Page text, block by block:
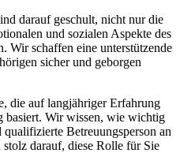
darauf geschult, nicht nur die
und sozialen Aspekte des
Wir schaffen eine unterstützende
sicher und geborgen
die auf langjähriger Erfahrung
basiert. Wir wissen, wie wichtig
Betreuungsperson an
darauf, diese Rolle für Sie